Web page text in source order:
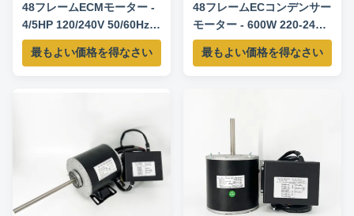
48フレームECMモーター -
4/5HP 120/240V 50/60Hz
1050RPM
最もよい価格を得なさい
48フレームECコンデンサー
モーター - 600W 220-240V
50/60Hz 925RPM
最もよい価格を得なさい